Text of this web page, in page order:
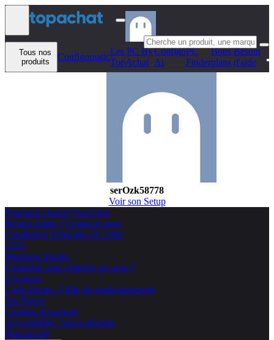
Aller au contenu
Tous nos
produits
Configomatic
Les PC By
TopAchat
Configo
Ai
PC
Finder
Bons
plans
Besoin
d'aide
serOzk58778
Voir son Setup
Pourquoi choisir TopAchat
Besoin d'aide ? Contacte nous
Conditions Générales de vente
CGU
Mentions légales
Comment sont collectés les avis ?
Livraison
Code promo / Offre de remboursement
Vie Privée
Cookies et trackers
Accessibilité : non conforme
Plan du site